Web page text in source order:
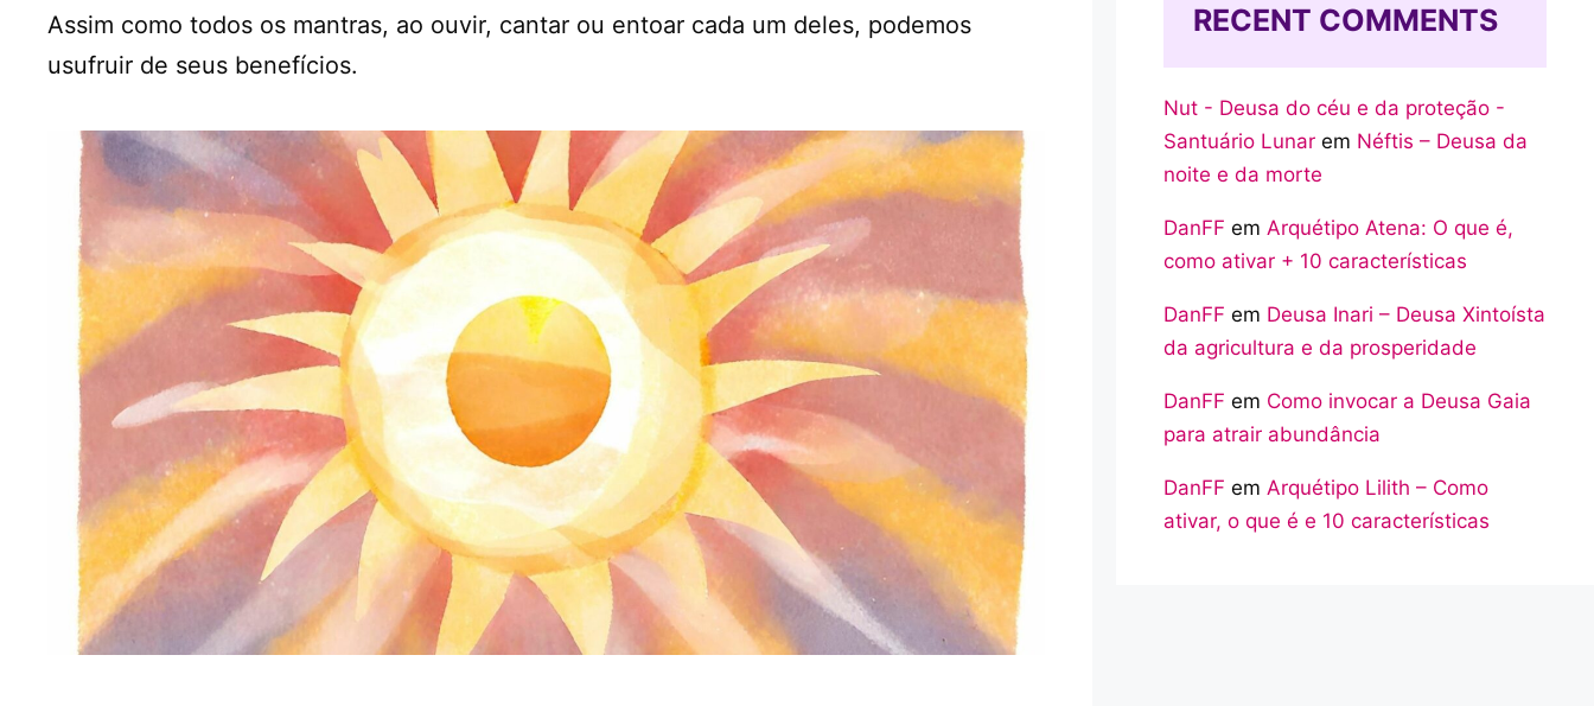
Assim como todos os mantras, ao ouvir, cantar ou entoar cada um deles, podemos
usufruir de seus benefícios.
RECENT COMMENTS
Nut - Deusa do céu e da proteção -
Santuário Lunarem Néftis – Deusa da
noite e da morte
DanFF em Arquétipo Atena: O que é,
como ativar + 10 características
DanFF em Deusa Inari – Deusa Xintoísta
da agricultura e da prosperidade
DanFF em Como invocar a Deusa Gaia
para atrair abundância
DanFF em Arquétipo Lilith – Como
ativar, o que é e 10 características